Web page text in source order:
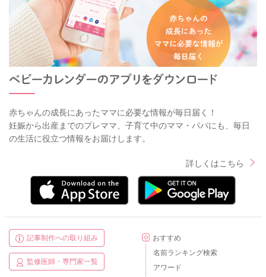
赤ちゃんの成長にあったママに必要な情報が毎日届く！
妊娠から出産までのプレママ、子育て中のママ・パパにも、毎日
の生活に役立つ情報をお届けします。
詳しくはこちら
記事制作への取り組み
監修医師・専門家一覧
おすすめ
名前ランキング検索
アワード